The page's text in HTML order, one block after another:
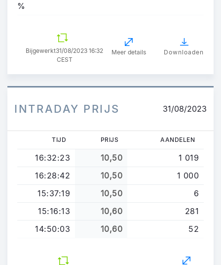
%
Bijgewerkt31/08/2023 16:32
CEST
Meer details Downloaden
INTRADAY PRIJS 31/08/2023
TIJD PRIJS AANDELEN
16:32:23 10,50
1 019
16:28:42
10,50
1 000
15:37:19
10,50
6
15:16:13
10,60
281
14:50:03
10,60 52